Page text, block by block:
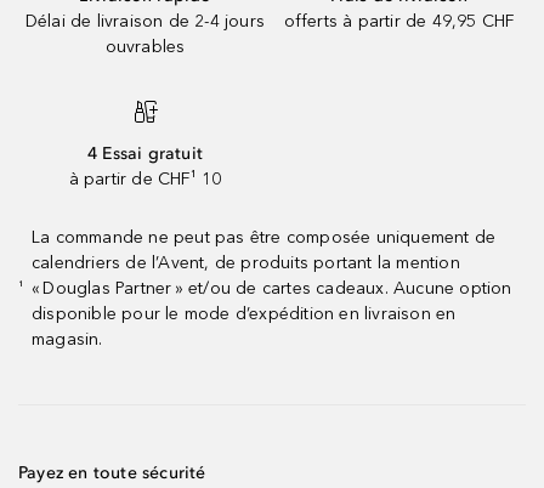
Délai de livraison de 2-4 jours
ouvrables
offerts à partir de 49,95 CHF
4 Essai gratuit
à partir de CHF¹ 10
¹
La commande ne peut pas être composée uniquement de
calendriers de l’Avent, de produits portant la mention
« Douglas Partner » et/ou de cartes cadeaux. Aucune option
disponible pour le mode d’expédition en livraison en
magasin.
Payez en toute sécurité